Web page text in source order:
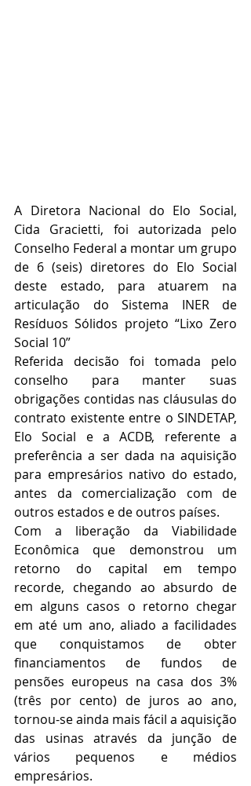
A Diretora Nacional do Elo Social,
Cida Gracietti, foi autorizada pelo
Conselho Federal a montar um grupo
de 6 (seis) diretores do Elo Social
deste estado, para atuarem na
articulação do Sistema INER de
Resíduos Sólidos projeto “Lixo Zero
Social 10”
Referida decisão foi tomada pelo
conselho para manter suas
obrigações contidas nas cláusulas do
contrato existente entre o SINDETAP,
Elo Social e a ACDB, referente a
preferência a ser dada na aquisição
para empresários nativo do estado,
antes da comercialização com de
outros estados e de outros países.
Com a liberação da Viabilidade
Econômica que demonstrou um
retorno do capital em tempo
recorde, chegando ao absurdo de
em alguns casos o retorno chegar
em até um ano, aliado a facilidades
que conquistamos de obter
financiamentos de fundos de
pensões europeus na casa dos 3%
(três por cento) de juros ao ano,
tornou-se ainda mais fácil a aquisição
das usinas através da junção de
vários pequenos e médios
empresários.